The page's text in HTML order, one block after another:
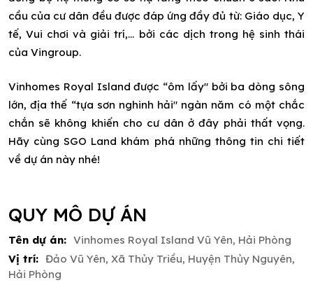
cầu của cư dân đều được đáp ứng đầy đủ từ: Giáo dục, Y
tế, Vui chơi và giải trí,... bởi các dịch trong hệ sinh thái
của Vingroup.
Vinhomes Royal Island được “ôm lấy" bởi ba dòng sông
lớn, địa thế “tựa sơn nghinh hải" ngàn năm có một chắc
chắn sẽ không khiến cho cư dân ở đây phải thất vọng.
Hãy cùng SGO Land khám phá những thông tin chi tiết
về dự án này nhé!
QUY MÔ DỰ ÁN
Tên dự án: Vinhomes Royal Island Vũ Yên, Hải Phòng
Vị trí: Đảo Vũ Yên, Xã Thủy Triều, Huyện Thủy Nguyên,
Hải Phòng